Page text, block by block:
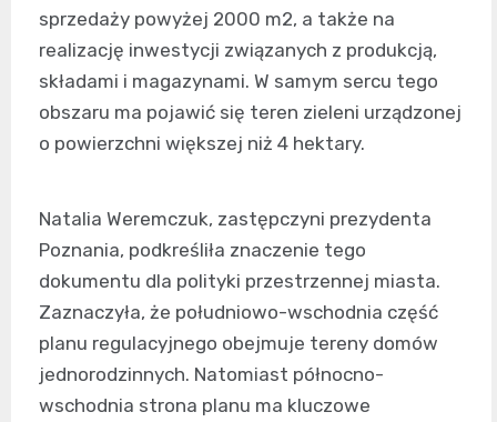
sprzedaży powyżej 2000 m2, a także na
realizację inwestycji związanych z produkcją,
składami i magazynami. W samym sercu tego
obszaru ma pojawić się teren zieleni urządzonej
o powierzchni większej niż 4 hektary.
Natalia Weremczuk, zastępczyni prezydenta
Poznania, podkreśliła znaczenie tego
dokumentu dla polityki przestrzennej miasta.
Zaznaczyła, że południowo-wschodnia część
planu regulacyjnego obejmuje tereny domów
jednorodzinnych. Natomiast północno-
wschodnia strona planu ma kluczowe